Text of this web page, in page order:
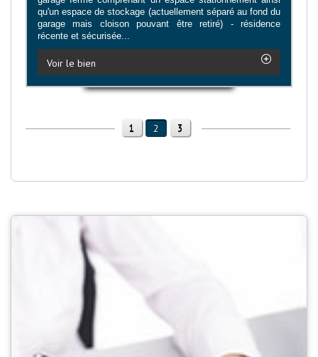
qu'un espace de stockage (actuellement séparé au fond du
garage mais cloison pouvant être retiré) - résidence
récente et sécurisée...
Voir le bien
1 2 3